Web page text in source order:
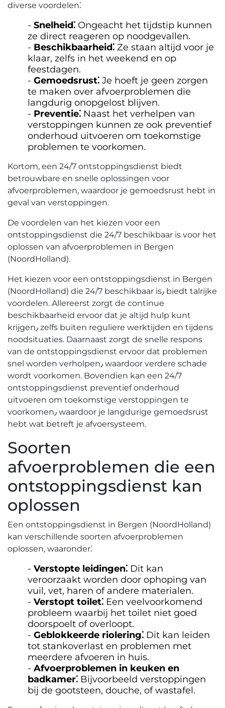
diverse voordelen⁚
Snelheid⁚ Ongeacht het tijdstip kunnen
ze direct reageren op noodgevallen.
Beschikbaarheid⁚ Ze staan altijd voor je
klaar, zelfs in het weekend en op
feestdagen.​
Gemoedsrust⁚ Je hoeft je geen zorgen
te maken over afvoerproblemen die
langdurig onopgelost blijven.​
Preventie⁚ Naast het verhelpen van
verstoppingen kunnen ze ook preventief
onderhoud uitvoeren om toekomstige
problemen te voorkomen.​
Kortom, een 24/7 ontstoppingsdienst biedt
betrouwbare en snelle oplossingen voor
afvoerproblemen, waardoor je gemoedsrust hebt in
geval van verstoppingen.
De voordelen van het kiezen voor een
ontstoppingsdienst die 24/7 beschikbaar is voor het
oplossen van afvoerproblemen in Bergen
(NoordHolland).​
Het kiezen voor een ontstoppingsdienst in Bergen
(NoordHolland) die 24/7 beschikbaar is٫ biedt talrijke
voordelen.​ Allereerst zorgt de continue
beschikbaarheid ervoor dat je altijd hulp kunt
krijgen٫ zelfs buiten reguliere werktijden en tijdens
noodsituaties. Daarnaast zorgt de snelle respons
van de ontstoppingsdienst ervoor dat problemen
snel worden verholpen٫ waardoor verdere schade
wordt voorkomen.​ Bovendien kan een 24/7
ontstoppingsdienst preventief onderhoud
uitvoeren om toekomstige verstoppingen te
voorkomen٫ waardoor je langdurige gemoedsrust
hebt wat betreft je afvoersysteem.​
Soorten
afvoerproblemen die een
ontstoppingsdienst kan
oplossen
Een ontstoppingsdienst in Bergen (NoordHolland)
kan verschillende soorten afvoerproblemen
oplossen, waaronder⁚
Verstopte leidingen⁚ Dit kan
veroorzaakt worden door ophoping van
vuil, vet, haren of andere materialen.​
Verstopt toilet⁚ Een veelvoorkomend
probleem waarbij het toilet niet goed
doorspoelt of overloopt.​
Geblokkeerde riolering⁚ Dit kan leiden
tot stankoverlast en problemen met
meerdere afvoeren in huis.​
Afvoerproblemen in keuken en
badkamer⁚ Bijvoorbeeld verstoppingen
bij de gootsteen, douche, of wastafel.​